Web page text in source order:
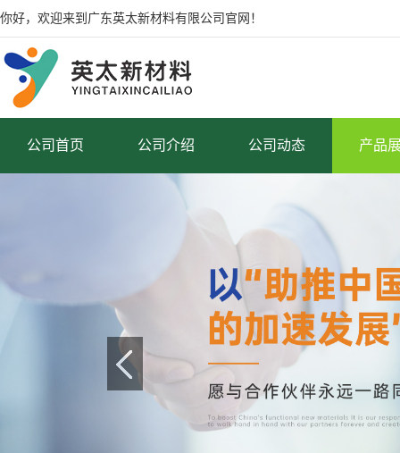
你好，欢迎来到广东英太新材料有限公司官网！
公司首页 公司介绍 公司动态 产品